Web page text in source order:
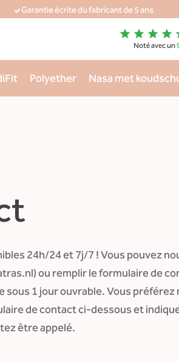
Garantie écrite du fabricant de 5 ans
Noté avec un
Polyether Nasa met
24h/24 et 7j/7 ! Vous pouvez
ou remplir le formulaire de
sous 1 jour ouvrable. Vous
de contact ci-dessous et
être appelé.